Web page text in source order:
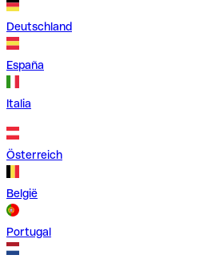
Deutschland
España
Italia
Österreich
België
Portugal